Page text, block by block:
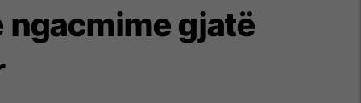
ngacmime gjatë